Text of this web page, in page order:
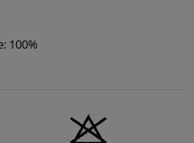
100%